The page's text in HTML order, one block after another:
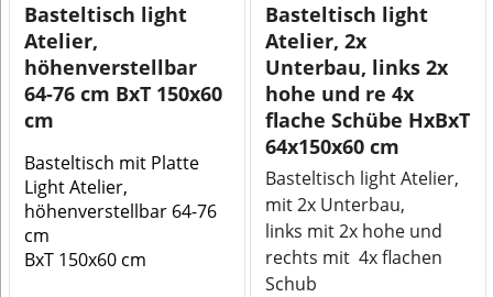
Basteltisch light
Atelier,
höhenverstellbar
64-76 cm BxT 150x60
cm
Basteltisch mit Platte
Light Atelier,
höhenverstellbar 64-76
cm
BxT 150x60 cm
Basteltisch light
Atelier, 2x
Unterbau, links 2x
hohe und re 4x
flache Schübe HxBxT
64x150x60 cm
Basteltisch light Atelier,
mit 2x Unterbau,
links mit 2x hohe und
rechts mit 4x flachen
Schub